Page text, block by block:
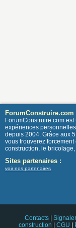
ForumConstruire.com
expériences
depuis 2004. Grâce aux
vous trouverez
construction, le
Sites partenaires :
voir nos partenaires
Contacts
construction
CGU